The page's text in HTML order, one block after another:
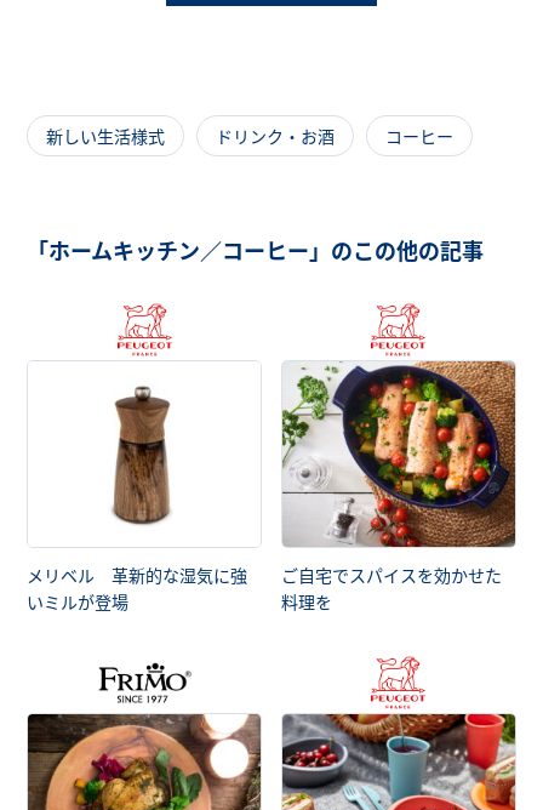
新しい生活様式 ドリンク・お酒 コーヒー
「ホームキッチン／コーヒー」のこの他の記事
メリベル 革新的な湿気に強
いミルが登場
ご自宅でスパイスを効かせた
料理を